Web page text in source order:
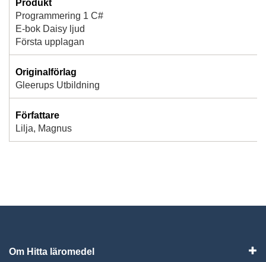
Produkt
Programmering 1 C#
E-bok Daisy ljud
Första upplagan
Originalförlag
Gleerups Utbildning
Författare
Lilja, Magnus
Om Hitta läromedel